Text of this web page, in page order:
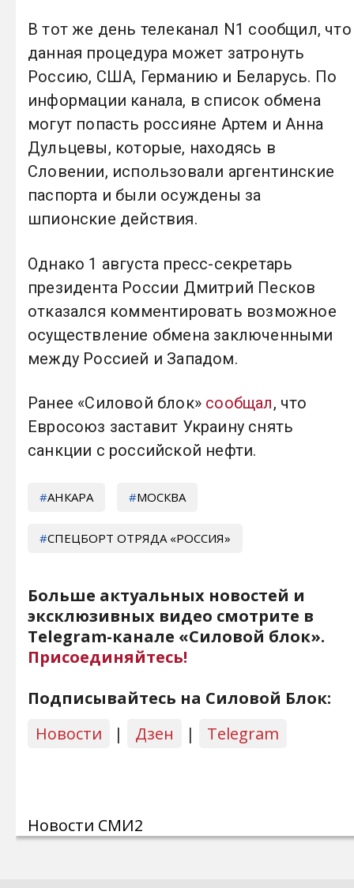
В тот же день телеканал N1 сообщил, что
данная процедура может затронуть
Россию, США, Германию и Беларусь. По
информации канала, в список обмена
могут попасть россияне Артем и Анна
Дульцевы, которые, находясь в
Словении, использовали аргентинские
паспорта и были осуждены за
шпионские действия.
Однако 1 августа пресс-секретарь
президента России Дмитрий Песков
отказался комментировать возможное
осуществление обмена заключенными
между Россией и Западом.
Ранее «Силовой блок» сообщал, что
Евросоюз заставит Украину снять
санкции с российской нефти.
АНКАРА МОСКВА
СПЕЦБОРТ ОТРЯДА «РОССИЯ»
Больше актуальных новостей и
эксклюзивных видео смотрите в
Telegram-канале «Силовой блок».
Присоединяйтесь!
Подписывайтесь на Силовой Блок:
Новости
| Дзен | Telegram
Новости СМИ2